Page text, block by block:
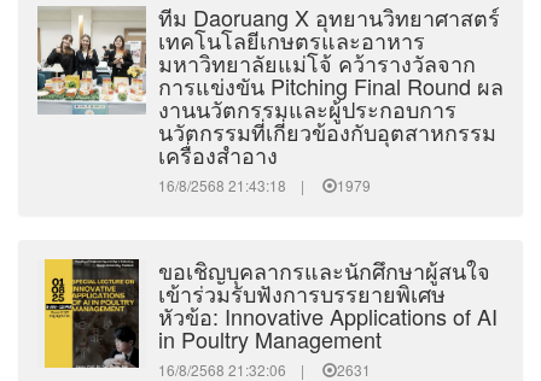
ทีม Daoruang X อุทยานวิทยาศาสตร์
เทคโนโลยีเกษตรและอาหาร
มหาวิทยาลัยแม่โจ้ คว้ารางวัลจาก
การแข่งขัน Pitching Final Round ผล
งานนวัตกรรมและผู้ประกอบการ
นวัตกรรมที่เกี่ยวข้องกับอุตสาหกรรม
เครื่องสำอาง
16/8/2568 21:43:18 | 1979
ขอเชิญบุคลากรและนักศึกษาผู้สนใจ
เข้าร่วมรับฟังการบรรยายพิเศษ
หัวข้อ: Innovative Applications of AI
in Poultry Management
16/8/2568 21:32:06 | 2631